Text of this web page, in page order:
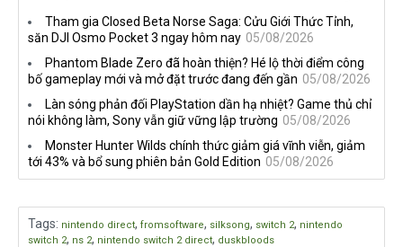
lược DEI
sáu thị trường Đông Nam Á
Tham gia Closed Beta Norse Saga: Cửu Giới Thức Tỉnh,
săn DJI Osmo Pocket 3 ngay hôm nay 05/08/2026
Phantom Blade Zero đã hoàn thiện? Hé lộ thời điểm công
bố gameplay mới và mở đặt trước đang đến gần 05/08/2026
Làn sóng phản đối PlayStation dần hạ nhiệt? Game thủ chỉ
nói không làm, Sony vẫn giữ vững lập trường 05/08/2026
Monster Hunter Wilds chính thức giảm giá vĩnh viễn, giảm
tới 43% và bổ sung phiên bản Gold Edition 05/08/2026
Tags: nintendo direct, fromsoftware, silksong, switch 2, nintendo
switch 2, ns 2, nintendo switch 2 direct, duskbloods